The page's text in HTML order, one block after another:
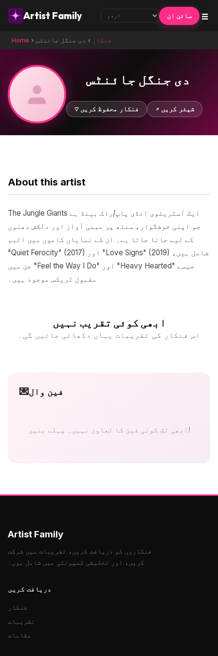
Artist Family سائن ان ☰
Home › فنکار › دی جنگل جائنٹس
دی جنگل جائنٹس
♡ فنکار محفوظ کریں ↗ شیئر کریں
About this artist
The Jungle Giants ایک آسٹریلوی انڈی پاپ/راک بینڈ ہے
جو اپنی خوشگوار، سنتھ پر مبنی آواز اور دلکش دھنوں
کے لیے جانا جاتا ہے۔ ان کے نمایاں کاموں میں البم
"Quiet Ferocity" (2017) اور "Love Signs" (2019) شامل ہیں،
جن میں "Feel the Way I Do" اور "Heavy Hearted" جیسے
مقبول ٹریکس موجود ہیں۔
ابھی کوئی تقریب نہیں
اس فنکار کی تقریبات یہاں دکھائی جائیں گی۔
💌فین وال
ابھی تک کوئی فین کا تعاون نہیں۔ پہلے بنیں!
Artist Family
فنکاروں کو دریافت کریں، تقریبات میں شرکت
کریں، اور تخلیقی کمیونٹی میں شامل ہوں۔
دریافت کریں
فنکار
تقریبات
مقامات